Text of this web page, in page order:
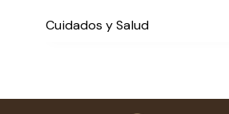
Cuidados y Salud